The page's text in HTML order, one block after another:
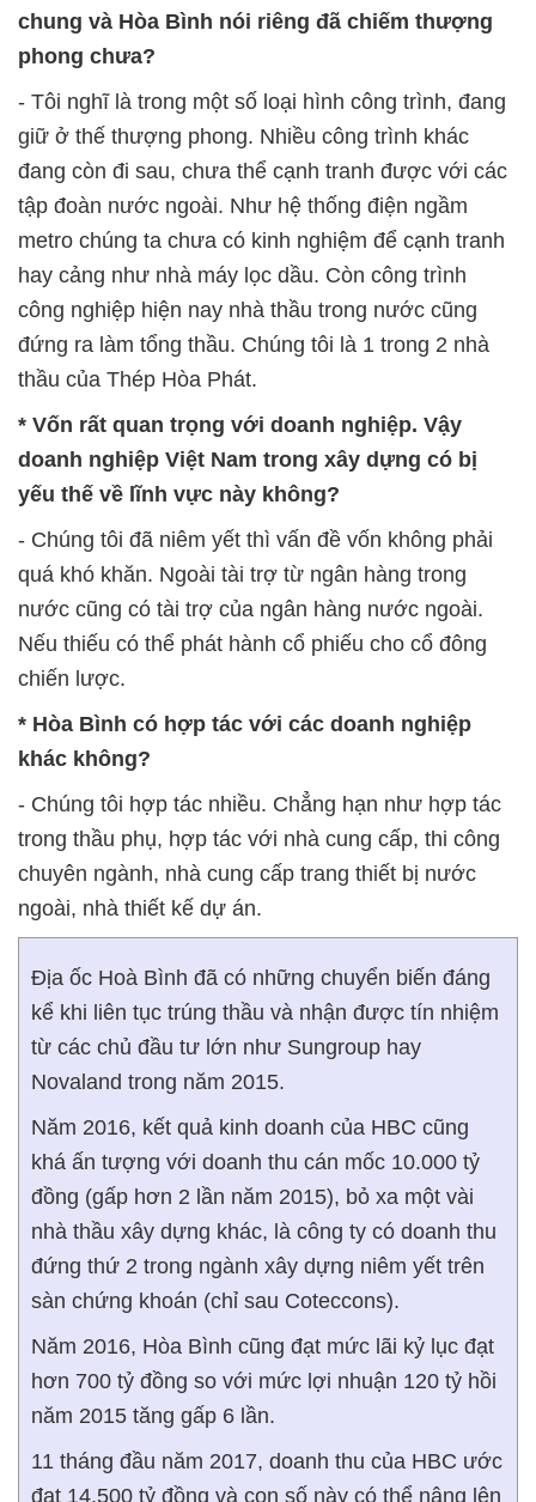
chung và Hòa Bình nói riêng đã chiếm thượng
phong chưa?
- Tôi nghĩ là trong một số loại hình công trình, đang
giữ ở thế thượng phong. Nhiều công trình khác
đang còn đi sau, chưa thể cạnh tranh được với các
tập đoàn nước ngoài. Như hệ thống điện ngầm
metro chúng ta chưa có kinh nghiệm để cạnh tranh
hay cảng như nhà máy lọc dầu. Còn công trình
công nghiệp hiện nay nhà thầu trong nước cũng
đứng ra làm tổng thầu. Chúng tôi là 1 trong 2 nhà
thầu của Thép Hòa Phát.
* Vốn rất quan trọng với doanh nghiệp. Vậy
doanh nghiệp Việt Nam trong xây dựng có bị
yếu thế về lĩnh vực này không?
- Chúng tôi đã niêm yết thì vấn đề vốn không phải
quá khó khăn. Ngoài tài trợ từ ngân hàng trong
nước cũng có tài trợ của ngân hàng nước ngoài.
Nếu thiếu có thể phát hành cổ phiếu cho cổ đông
chiến lược.
* Hòa Bình có hợp tác với các doanh nghiệp
khác không?
- Chúng tôi hợp tác nhiều. Chẳng hạn như hợp tác
trong thầu phụ, hợp tác với nhà cung cấp, thi công
chuyên ngành, nhà cung cấp trang thiết bị nước
ngoài, nhà thiết kế dự án.
Địa ốc Hoà Bình đã có những chuyển biến đáng
kể khi liên tục trúng thầu và nhận được tín nhiệm
từ các chủ đầu tư lớn như Sungroup hay
Novaland trong năm 2015.
Năm 2016, kết quả kinh doanh của HBC cũng
khá ấn tượng với doanh thu cán mốc 10.000 tỷ
đồng (gấp hơn 2 lần năm 2015), bỏ xa một vài
nhà thầu xây dựng khác, là công ty có doanh thu
đứng thứ 2 trong ngành xây dựng niêm yết trên
sàn chứng khoán (chỉ sau Coteccons).
Năm 2016, Hòa Bình cũng đạt mức lãi kỷ lục đạt
hơn 700 tỷ đồng so với mức lợi nhuận 120 tỷ hồi
năm 2015 tăng gấp 6 lần.
11 tháng đầu năm 2017, doanh thu của HBC ước
đạt 14.500 tỷ đồng và con số này có thể nâng lên